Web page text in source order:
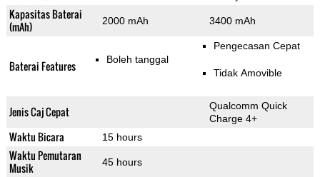
Kapasitas Baterai
(mAh)
2000 mAh 3400 mAh
Baterai Features Boleh tanggal
Pengecasan Cepat
Tidak Amovible
Jenis Caj Cepat
Qualcomm Quick
Charge 4+
Waktu Bicara 15 hours
Waktu Pemutaran
Musik
45 hours